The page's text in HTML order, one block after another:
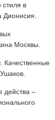
стиля в
Дионисия.
Москвы.
Качественные
действа –